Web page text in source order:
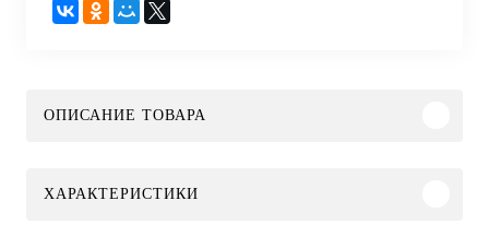
ОПИСАНИЕ ТОВАРА
ХАРАКТЕРИСТИКИ